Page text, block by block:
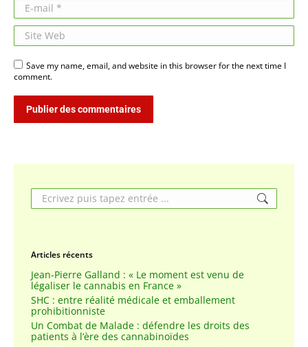
E-mail *
Site Web
Save my name, email, and website in this browser for the next time I
comment.
Publier des commentaires
Search:
Articles récents
Jean-Pierre Galland : « Le moment est venu de
légaliser le cannabis en France »
SHC : entre réalité médicale et emballement
prohibitionniste
Un Combat de Malade : défendre les droits des
patients à l’ère des cannabinoïdes